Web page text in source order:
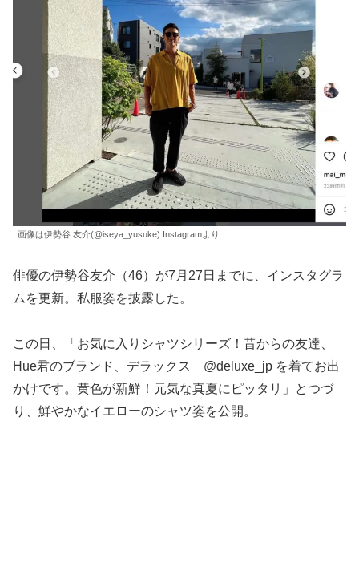
画像は伊勢谷 友介(@iseya_yusuke) Instagramより
俳優の伊勢谷友介（46）が7月27日までに、インスタグラ
ムを更新。私服姿を披露した。
この日、「お気に入りシャツシリーズ！昔からの友達、
Hue君のブランド、デラックス @deluxe_jp を着てお出
かけです。黄色が新鮮！元気な真夏にピッタリ」とつづ
り、鮮やかなイエローのシャツ姿を公開。